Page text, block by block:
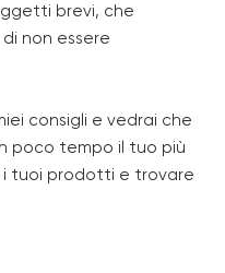
brevi, che
non essere
consigli e vedrai che
poco tempo il tuo più
tuoi prodotti e trovare